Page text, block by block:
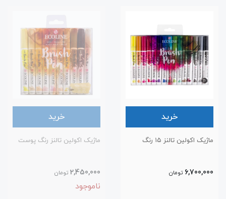
خرید
ماژیک اکولین تالنز ۱۵ رنگ
6,700,000 تومان
خرید
ماژیک اکولین تالنز رنگ‌ پوست
2,450,000 تومان
ناموجود